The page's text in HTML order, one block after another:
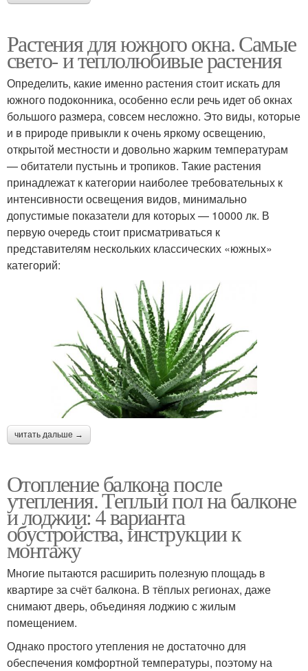
Растения для южного окна. Самые
свето- и теплолюбивые растения
Определить, какие именно растения стоит искать для
южного подоконника, особенно если речь идет об окнах
большого размера, совсем несложно. Это виды, которые
и в природе привыкли к очень яркому освещению,
открытой местности и довольно жарким температурам
— обитатели пустынь и тропиков. Такие растения
принадлежат к категории наиболее требовательных к
интенсивности освещения видов, минимально
допустимые показатели для которых — 10000 лк. В
первую очередь стоит присматриваться к
представителям нескольких классических «южных»
категорий:
читать дальше →
Отопление балкона после
утепления. Теплый пол на балконе
и лоджии: 4 варианта
обустройства, инструкции к
монтажу
Многие пытаются расширить полезную площадь в
квартире за счёт балкона. В тёплых регионах, даже
снимают дверь, объединяя лоджию с жилым
помещением.
Однако простого утепления не достаточно для
обеспечения комфортной температуры, поэтому на